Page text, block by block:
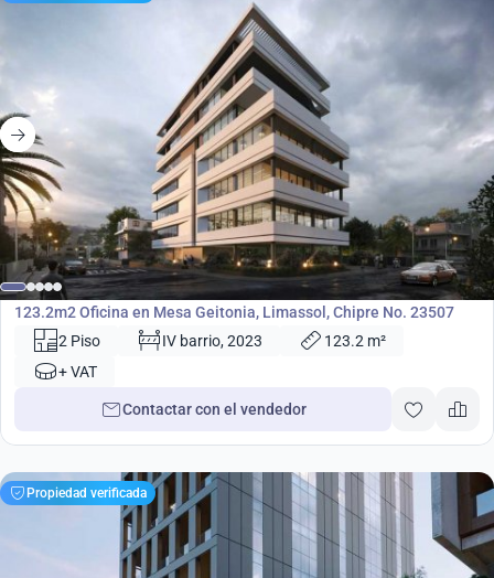
€688 000
Oficina
123.2m2 Oficina en Mesa Geitonia, Limassol, Chipre No. 23507
2 Piso
IV barrio, 2023
123.2 m²
+ VAT
Contactar con el vendedor
Propiedad verificada